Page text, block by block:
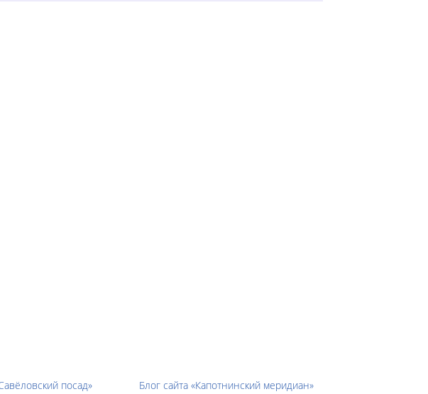
посад» Блог сайта «Капотнинский меридиан»